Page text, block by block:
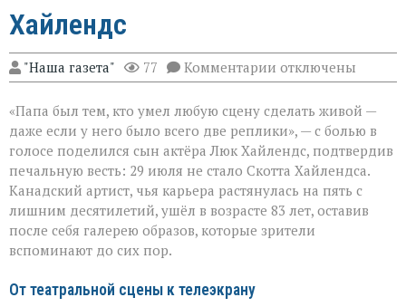
Хайлендс
"Наша газета" 77 Комментарии к
записи
умел
делать
второстепенное
незабываемым»:
ушёл
Скотт
Хайлендс
отключены
«Папа был тем, кто умел любую сцену сделать живой —
даже если у него было всего две реплики», — с болью в
голосе поделился сын актёра Люк Хайлендс, подтвердив
печальную весть: 29 июля не стало Скотта Хайлендса.
Канадский артист, чья карьера растянулась на пять с
лишним десятилетий, ушёл в возрасте 83 лет, оставив
после себя галерею образов, которые зрители
вспоминают до сих пор.
От театральной сцены к телеэкрану